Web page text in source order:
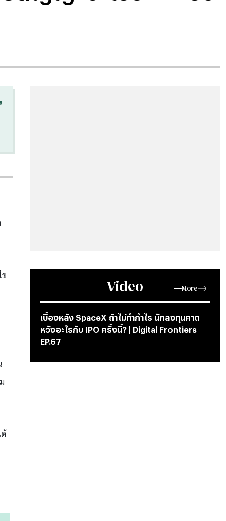
Video More
เบื้องหลัง SpaceX ถ้าไม่ทำกำไร นักลงทุนคาด
หวังอะไรกับ IPO ครั้งนี้? | Digital Frontiers
EP.67